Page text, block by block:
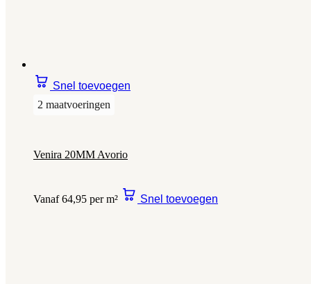
Snel toevoegen
2 maatvoeringen
Venira 20MM Avorio
Vanaf 64,95 per m² Snel toevoegen